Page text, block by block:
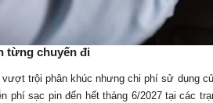
từng chuyến đi
trội phân khúc nhưng chi phí sử dụng
phí sạc pin đến hết tháng 6/2027 tại các